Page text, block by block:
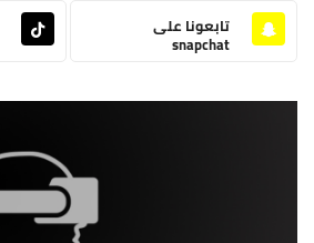
تابعونا على
snapchat